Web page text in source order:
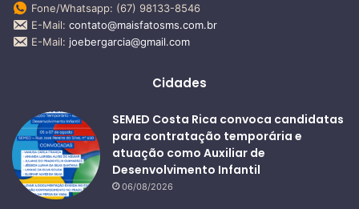
Fone/Whatsapp: (67) 98133-8546
E-Mail: contato@maisfatosms.com.br
E-Mail: joebergarcia@gmail.com
Cidades
SEMED Costa Rica convoca candidatas
para contratação temporária e
atuação como Auxiliar de
Desenvolvimento Infantil
06/08/2026